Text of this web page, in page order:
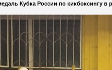
Кубка России по кикбоксингу в